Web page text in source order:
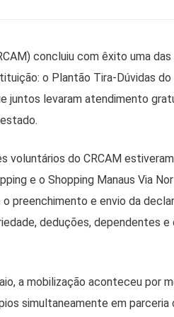
concluiu com êxito uma das
o Plantão Tira-Dúvidas
juntos levaram atendimento
voluntários do CRCAM
e o Shopping Manaus Via
e envio da
deduções, dependentes
a mobilização aconteceu por
simultaneamente em parceria